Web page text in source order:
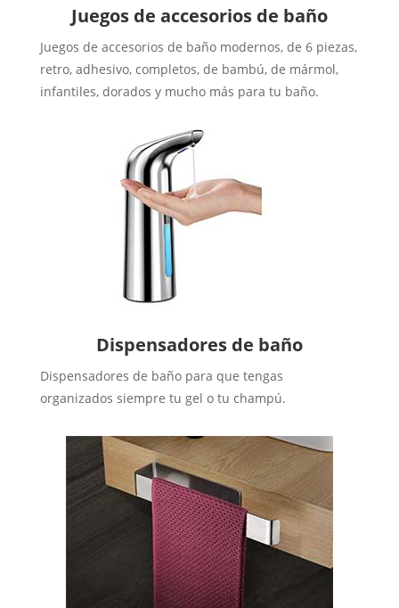
Juegos de accesorios de baño
Juegos de accesorios de baño modernos, de 6 piezas,
retro, adhesivo, completos, de bambú, de mármol,
infantiles, dorados y mucho más para tu baño.
Dispensadores de baño
Dispensadores de baño para que tengas
organizados siempre tu gel o tu champú.